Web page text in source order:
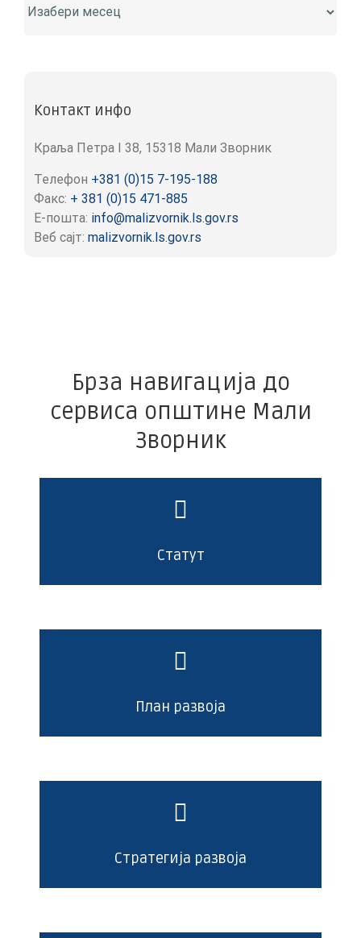
Контакт инфо
Краља Петра I 38, 15318 Мали Зворник
Телефон +381 (0)15 7-195-188
Факс: + 381 (0)15 471-885
Е-пошта: info@malizvornik.ls.gov.rs
Веб сајт: malizvornik.ls.gov.rs
Брза навигација до
сервиса општине Мали
Зворник
Статут
План развоја
Стратегија развоја